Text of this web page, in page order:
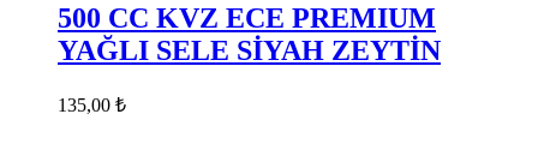
500 CC KVZ ECE PREMIUM
YAĞLI SELE SİYAH ZEYTİN
135,00 ₺